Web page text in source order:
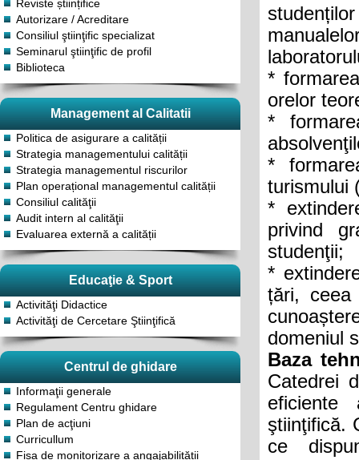
Reviste științifice
Autorizare / Acreditare
Consiliul ştiinţific specializat
Seminarul ştiinţific de profil
Biblioteca
Management al Calitatii
Politica de asigurare a calității
Strategia managementului calității
Strategia managementul riscurilor
Plan operațional managementul calității
Consiliul calităţii
Audit intern al calităţii
Evaluarea externă a calității
Educaţie & Sport
Activităţi Didactice
Activităţi de Cercetare Ştiinţifică
Centrul de ghidare
Informaţii generale
Regulament Centru ghidare
Plan de acţiuni
Curricullum
Fișa de monitorizare a angajabilității
*
orelor
*
*
turismului
*
privind
studenţii;
*
țări, ceea
domeniul
Baza
Catedrei
eficiente
ştiinţifică.
ce